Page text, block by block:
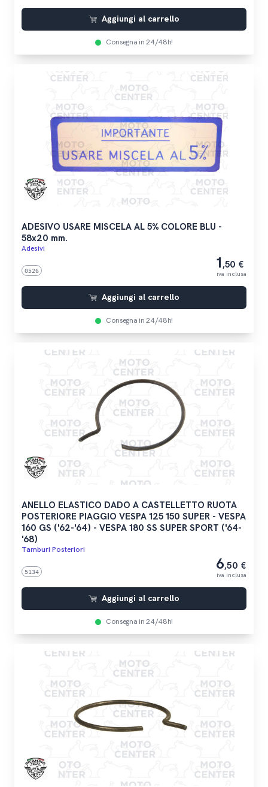
Aggiungi al carrello
Consegna in 24/48h!
ADESIVO USARE MISCELA AL 5% COLORE BLU -
58x20 mm.
Adesivi
0526 1 ,50 €
iva inclusa
Aggiungi al carrello
Consegna in 24/48h!
ANELLO ELASTICO DADO A CASTELLETTO RUOTA
POSTERIORE PIAGGIO VESPA 125 150 SUPER - VESPA
160 GS ('62-'64) - VESPA 180 SS SUPER SPORT ('64-
'68)
Tamburi Posteriori
5134 6,50 €
iva inclusa
Aggiungi al carrello
Consegna in 24/48h!